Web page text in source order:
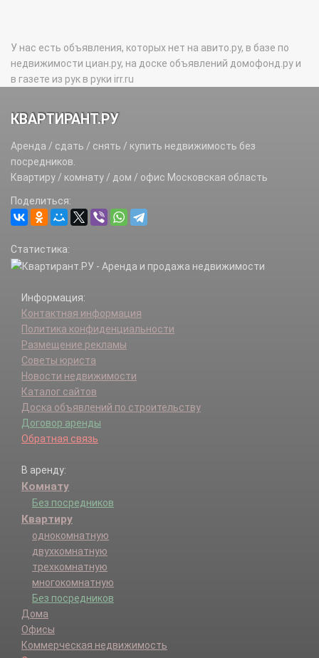
У нас есть объявления, которых нет на авито.ру, в базе по
недвижимости циан.ру, на доске объявлений домофонд.ру и
в газете из рук в руки irr.ru
КВАРТИРАНТ.РУ
Аренда / сдать / снять / купить недвижимость без
посредников.
Квартиру / комнату / дом / офис Московская область
Поделиться:
Статистика:
Информация:
Контактная информация
Политика конфиденциальности
Размещение рекламы
Советы юриста
Новости недвижимости
Каталог сайтов
Доска объявлений по строительству
Договор аренды
Обратная связь
В аренду:
Комнату
Без посредников
Квартиру
однокомнатную
двухкомнатную
трехкомнатную
многокомнатную
Без посредников
Дома
Офисы
Коммерческая недвижимость